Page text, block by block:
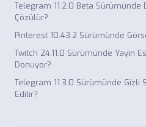
Telegram 11.2.0 Beta Sürümünde
Çözülür?
Pinterest 10.43.2 Sürümünde
Twitch 24.11.0 Sürümünde Yayın
Donuyor?
Telegram 11.3.0 Sürümünde Gizli
Edilir?